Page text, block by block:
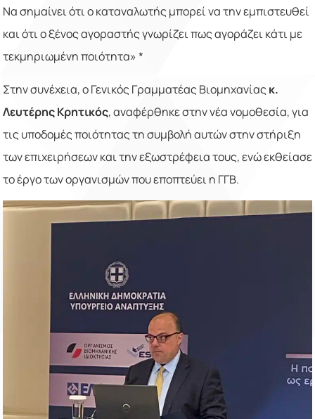
Να σημαίνει ότι ο καταναλωτής μπορεί να την εμπιστευθεί
και ότι ο ξένος αγοραστής γνωρίζει πως αγοράζει κάτι με
τεκμηριωμένη ποιότητα» *
Στην συνέχεια, ο Γενικός Γραμματέας Βιομηχανίαςκ.
Λευτέρης Κρητικός, αναφέρθηκε στην νέα νομοθεσία, για
τις υποδομές ποιότητας τη συμβολή αυτών στην στήριξη
των επιχειρήσεων και την εξωστρέφεια τους, ενώ εκθείασε
το έργο των οργανισμών που εποπτεύει η ΓΓΒ.